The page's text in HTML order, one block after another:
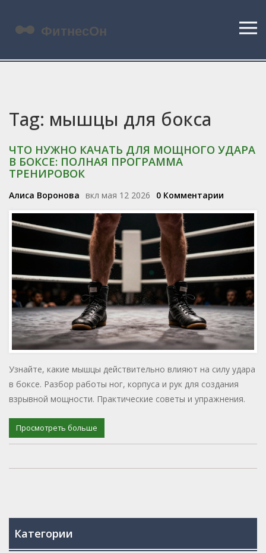
Tag: мышцы для бокса
ЧТО НУЖНО КАЧАТЬ ДЛЯ МОЩНОГО УДАРА
В БОКСЕ: ПОЛНАЯ ПРОГРАММА
ТРЕНИРОВОК
Алиса Воронова вкл мая 12 2026 0 Комментарии
Узнайте, какие мышцы действительно влияют на силу удара
в боксе. Разбор работы ног, корпуса и рук для создания
взрывной мощности. Практические советы и упражнения.
Просмотреть больше
Категории